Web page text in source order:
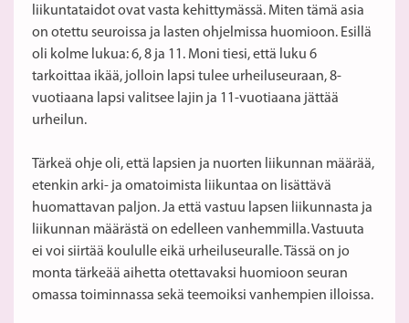
liikuntataidot ovat vasta kehittymässä. Miten tämä asia
on otettu seuroissa ja lasten ohjelmissa huomioon. Esillä
oli kolme lukua: 6, 8 ja 11. Moni tiesi, että luku 6
tarkoittaa ikää, jolloin lapsi tulee urheiluseuraan, 8-
vuotiaana lapsi valitsee lajin ja 11-vuotiaana jättää
urheilun.
Tärkeä ohje oli, että lapsien ja nuorten liikunnan määrää,
etenkin arki- ja omatoimista liikuntaa on lisättävä
huomattavan paljon. Ja että vastuu lapsen liikunnasta ja
liikunnan määrästä on edelleen vanhemmilla. Vastuuta
ei voi siirtää koululle eikä urheiluseuralle. Tässä on jo
monta tärkeää aihetta otettavaksi huomioon seuran
omassa toiminnassa sekä teemoiksi vanhempien illoissa.